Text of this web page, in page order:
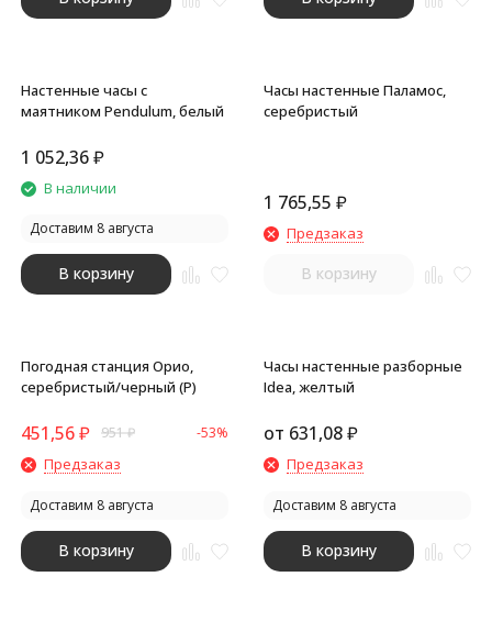
Настенные часы с
маятником Pendulum, белый
1 052,36₽
В наличии
Доставим 8 августа
В корзину
Часы настенные Паламос,
серебристый
1 765,55 ₽
Предзаказ
В корзину
Погодная станция Орио,
серебристый/черный (Р)
451,56₽ 951₽ -53%
Предзаказ
Доставим 8 августа
В корзину
Часы настенные разборные
Idea, желтый
от 631,08₽
Предзаказ
Доставим 8 августа
В корзину